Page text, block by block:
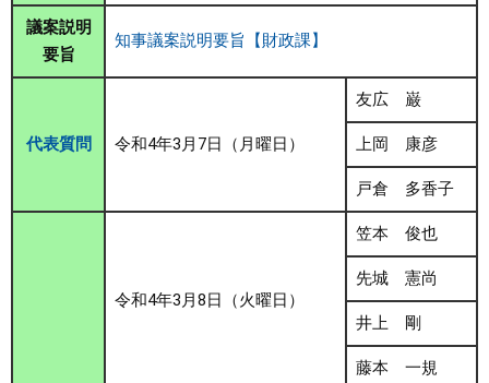
議案説明
要旨
知事議案説明要旨【財政課】
代表質問 令和4年3月7日（月曜日）
友広 巌
上岡 康彦
戸倉 多香子
令和4年3月8日（火曜日）
笠本 俊也
先城 憲尚
井上 剛
藤本 一規